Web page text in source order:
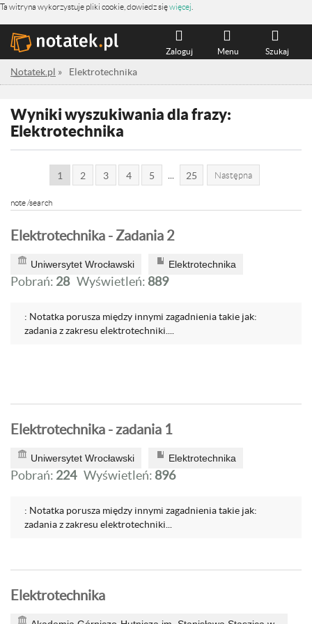
Ta witryna wykorzystuje pliki cookie, dowiedz sięwięcej
Szukaj
Menu
Zaloguj
Notatek.pl » Elektrotechnika
Wyniki wyszukiwania dla frazy:
Elektrotechnika
1 2 3 4 5 25 Następna
note /search
Elektrotechnika - Zadania 2
Uniwersytet Wrocławski Elektrotechnika
Pobrań: 28 Wyświetleń: 889
: Notatka porusza między innymi zagadnienia takie jak:
zadania z zakresu elektrotechniki....
Elektrotechnika - zadania 1
Uniwersytet Wrocławski Elektrotechnika
Pobrań: 224 Wyświetleń: 896
: Notatka porusza między innymi zagadnienia takie jak:
zadania z zakresu elektrotechniki...
Elektrotechnika